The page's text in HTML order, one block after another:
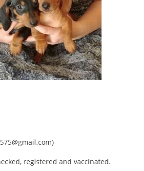
registered and vaccinated.